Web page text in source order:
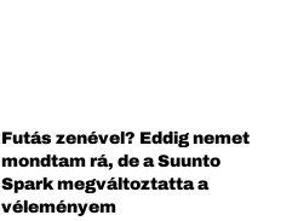
Futás zenével? Eddig nemet
mondtam rá, de a Suunto
Spark megváltoztatta a
véleményem